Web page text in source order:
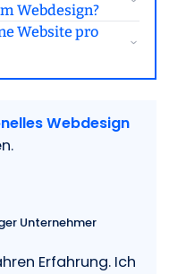
Webdesign?
Website pro
Webdesign
Unternehmer
Erfahrung. Ich